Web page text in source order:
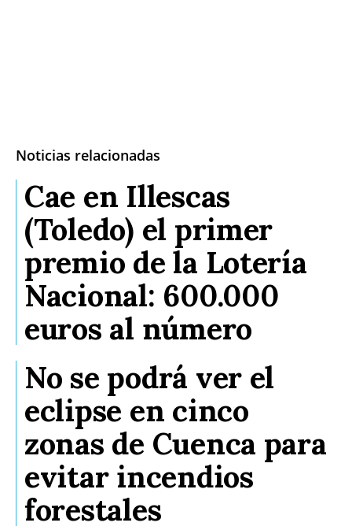
Noticias relacionadas
Cae en Illescas
(Toledo) el primer
premio de la Lotería
Nacional: 600.000
euros al número
No se podrá ver el
eclipse en cinco
zonas de Cuenca para
evitar incendios
forestales